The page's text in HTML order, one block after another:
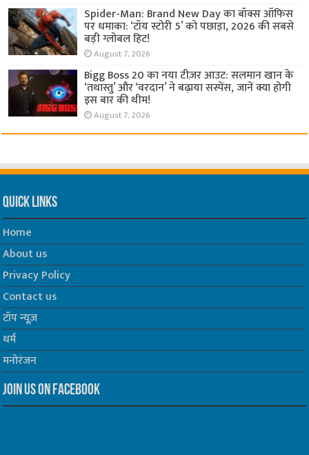
Spider-Man: Brand New Day का बॉक्स ऑफिस
पर धमाका: ‘टॉय स्टोरी 5’ को पछाड़ा, 2026 की सबसे
बड़ी ग्लोबल हिट!
August 7, 2026
Bigg Boss 20 का नया टीज़र आउट: सलमान खान के
‘तथास्तु’ और ‘वरदान’ ने बढ़ाया सस्पेंस, जानें क्या होगी
इस बार की थीम!
August 7, 2026
Quick Links
Home
About us
Privacy Policy
Contact us
टॉप न्यूज़
धर्म
मनोरंजन
Join us on Facebook